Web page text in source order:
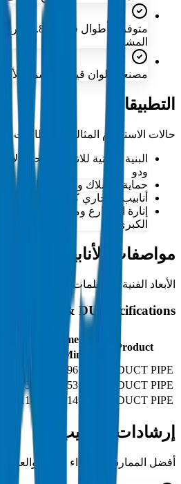
متوفرة
المشروع
مصنعة بألوان قياسية تشمل
التطبيقات
حالات الاستخدام المثالية والقطاعات
البنية التحتية للاتصالات تحت
ودو
حماية الأسلاك والكابلات
أنابيب ومجاري كهربائية مغلفة
إنارة الشوارع ومجاري شبكات
الكبرى
مواصفات الأنابيب
الأبعاد الفنية والمعلمات لجميع مقاسات
Etisalat & DU specifications
Product
Outside Diameter
Min
D54 DUCT PIPE
96.30
D56 DUCT PIPE
53.80
54.00
D57 DUCT PIPE
114.30
114.50
إرشادات التركيب
أفضل الممارسات للأداء الأمثل والعمر